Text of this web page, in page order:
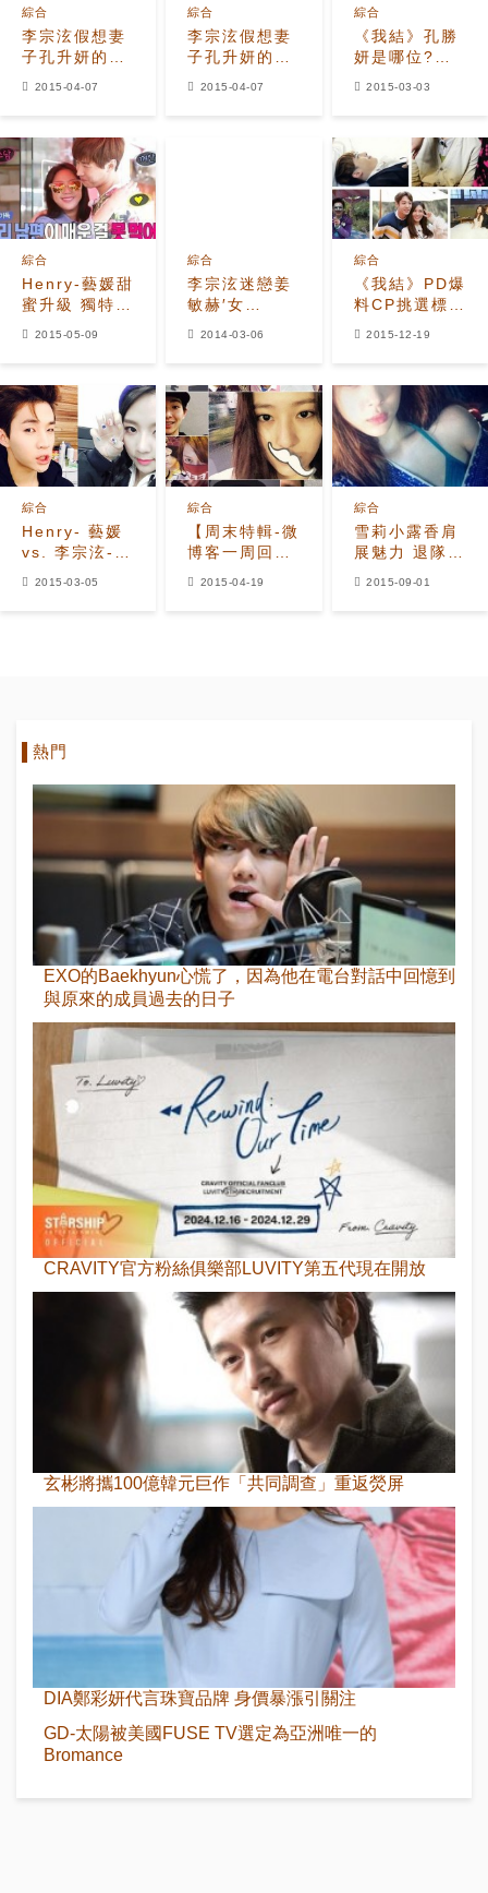
李宗泫假想妻
子孔升妍的黃
金人脈，跟
綜合
2015-04-07
李宗泫假想妻
子孔升妍的黃
金人脈，跟
綜合
2015-04-07
《我結》孔勝
妍是哪位?
與Krystal練
綜合
2015-03-03
Henry-藝媛甜
蜜升級 獨特的
BoBo信號
綜合
2015-05-09
李宗泫迷戀姜
敏赫′女
友′Krystal
綜合
2014-03-06
《我結》PD爆
料CP挑選標準
每對假想夫婦
綜合
2015-12-19
Henry- 藝媛
vs. 李宗泫-孔
勝妍
綜合
2015-03-05
【周末特輯-微
博客一周回
顧】燦烈上傳
綜合
2015-04-19
雪莉小露香肩
展魅力 退隊后
變身性感女神
綜合
2015-09-01
熱門
EXO的Baekhyun心慌了，因為他在電台對話中回憶到
與原來的成員過去的日子
CRAVITY官方粉絲俱樂部LUVITY第五代現在開放
玄彬將攜100億韓元巨作「共同調查」重返熒屏
DIA鄭彩妍代言珠寶品牌 身價暴漲引關注
GD-太陽被美國FUSE TV選定為亞洲唯一的
Bromance